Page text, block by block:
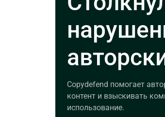
Copydefend помогает
контент и взыскивать
использование.